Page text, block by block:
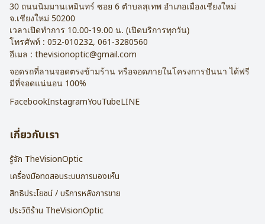
30 ถนนนิมมานเหมินทร์ ซอย 6 ตำบลสุเทพ อำเภอเมืองเชียงใหม่
จ.เชียงใหม่ 50200
เวลาเปิดทำการ 10.00-19.00 น. (เปิดบริการทุกวัน)
โทรศัพท์ : 052-010232, 061-3280560
อีเมล : thevisionoptic@gmail.com
จอดรถที่ลานจอดตรงข้ามร้าน หรือจอดภายในโครงการปันนา ได้ฟรี
มีที่จอดแน่นอน 100%
FacebookInstagramYouTubeLINE
เกี่ยวกับเรา
รู้จัก TheVisionOptic
เครื่องมือทดสอบระบบการมองเห็น
สิทธิประโยชน์ / บริการหลังการขาย
ประวัติร้าน TheVisionOptic